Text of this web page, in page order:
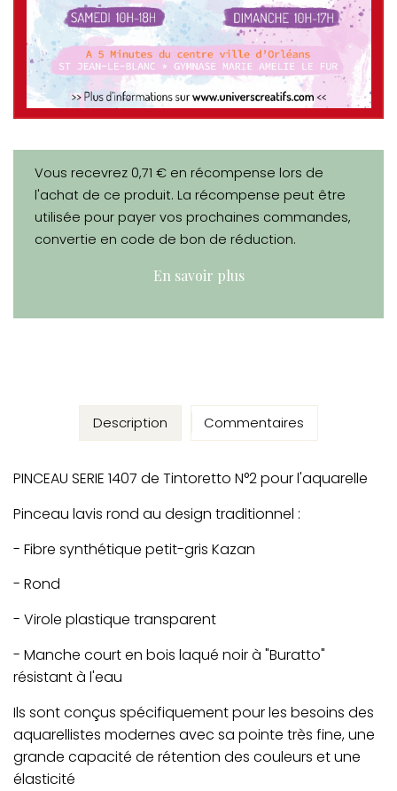
Vous recevrez 0,71 € en récompense lors de
l'achat de ce produit. La récompense peut être
utilisée pour payer vos prochaines commandes,
convertie en code de bon de réduction.
En savoir plus
Description
PINCEAU SERIE 1407 de Tintoretto N°2 pour l'aquarelle
Pinceau lavis rond au design traditionnel :
- Fibre synthétique petit-gris Kazan
- Rond
- Virole plastique transparent
- Manche court en bois laqué noir à "Buratto"
résistant à l'eau
Ils sont conçus spécifiquement pour les besoins des
aquarellistes modernes avec sa pointe très fine, une
grande capacité de rétention des couleurs et une
élasticité
Commentaires